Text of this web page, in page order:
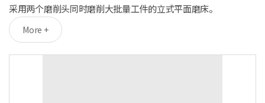
采用两个磨削头同时磨削大批量工件的立式平面磨床。
More +